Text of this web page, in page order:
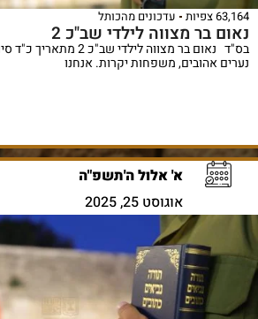
63,164 צפיות עדכונים מהכותל
נאום בר מצווה לילדי שב"כ 2
נערים אהובים, משפחות יקרות. אנחנו
א' אלול ה'תשפ"ה
אוגוסט 25, 2025